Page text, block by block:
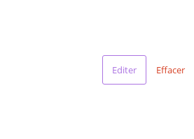
Editer Effacer